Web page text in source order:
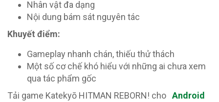
Nhân vật đa dạng
Nội dung bám sát nguyên tác
Khuyết điểm:
Gameplay nhanh chán, thiếu thử thách
Một số cơ chế khó hiểu với những ai chưa xem
qua tác phẩm gốc
Tải game Katekyō HITMAN REBORN! choAndroid